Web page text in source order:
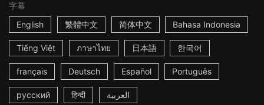
字幕
English
繁體中文 简体中文 Bahasa Indonesia
Tiếng Việt ภาษาไทย 日本語 한국어
français Deutsch Español Português
русский हिन्दी العربية